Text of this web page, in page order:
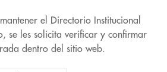
el Directorio Institucional
se les solicita verificar y confirmar
dentro del sitio web.